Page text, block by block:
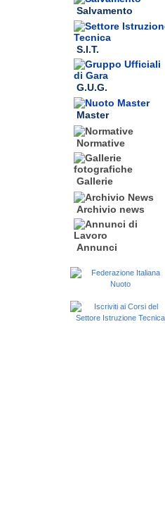
Salvamento
S.I.T.
G.U.G.
Master
Normative
Gallerie
Archivio news
Annunci